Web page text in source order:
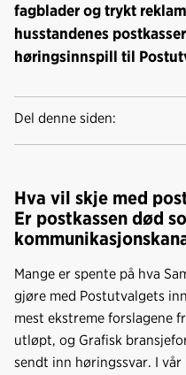
fagblader og trykt
husstandenes
høringsinnspill til
Del denne siden:
Hva vil skje med
Er postkassen død
Mange er spente på hva
gjøre med Postutvalgets
mest ekstreme forslagene
utløpt, og Grafisk
sendt inn høringssvar. I